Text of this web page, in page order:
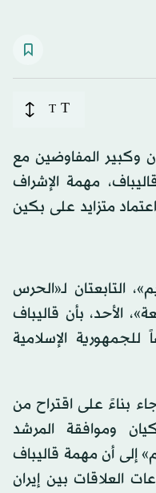
T
T
وكبير المفاوضين مع
مهمة الإشراف
متزايد على بكين
التابعتان لـ«الحرس
الأحد، بأن قاليباف
الإسلامية
بناءً على اقتراح من
وموافقة المرشد
إلى أن مهمة قاليباف
بين إيران